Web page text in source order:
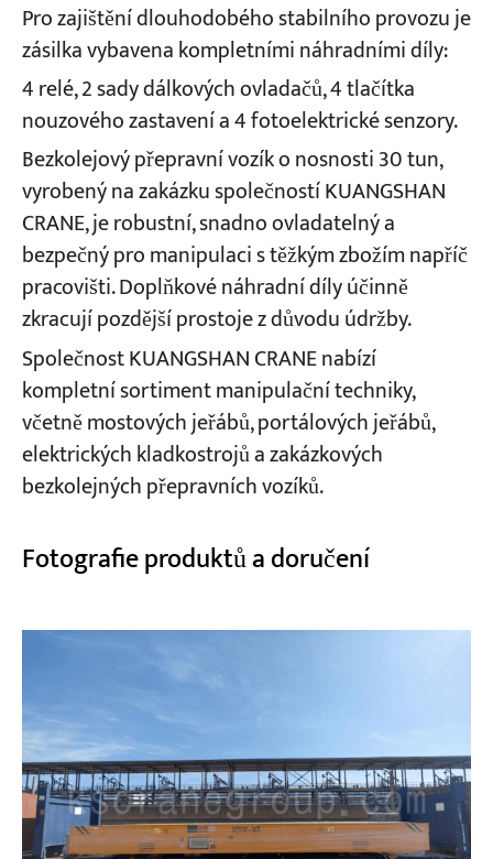
Pro zajištění dlouhodobého stabilního provozu je
zásilka vybavena kompletními náhradními díly:
4 relé, 2 sady dálkových ovladačů, 4 tlačítka
nouzového zastavení a 4 fotoelektrické senzory.
Bezkolejový přepravní vozík o nosnosti 30 tun,
vyrobený na zakázku společností KUANGSHAN
CRANE, je robustní, snadno ovladatelný a
bezpečný pro manipulaci s těžkým zbožím napříč
pracovišti. Doplňkové náhradní díly účinně
zkracují pozdější prostoje z důvodu údržby.
Společnost KUANGSHAN CRANE nabízí
kompletní sortiment manipulační techniky,
včetně mostových jeřábů, portálových jeřábů,
elektrických kladkostrojů a zakázkových
bezkolejných přepravních vozíků.
Fotografie produktů a doručení